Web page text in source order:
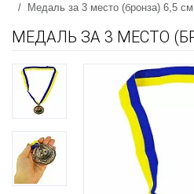
Медаль за 3 место (бронза) 6,5 см
МЕДАЛЬ ЗА 3 МЕСТО